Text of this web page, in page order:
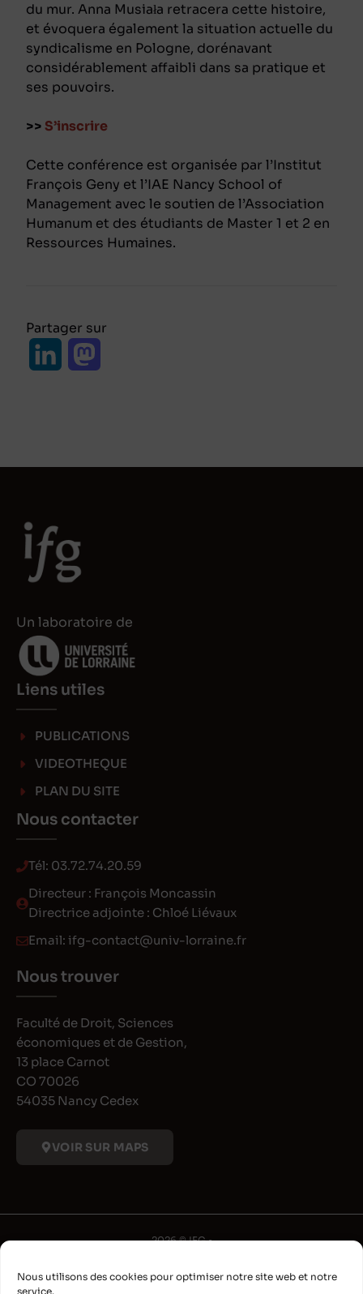
Nous utilisons des cookies pour optimiser notre site web et notre
service.
du mur. Anna Musiała retracera cette histoire,
et évoquera également la situation actuelle du
syndicalisme en Pologne, dorénavant
considérablement affaibli dans sa pratique et
ses pouvoirs.
>> S’inscrire
Cette conférence est organisée par l’Institut
François Geny et l’IAE Nancy School of
Management avec le soutien de l’Association
Humanum et des étudiants de Master 1 et 2 en
Ressources Humaines.
Partager sur
I
n
Un laboratoire de
Liens utiles
PUBLICATIONS
VIDEOTHEQUE
PLAN DU SITE
Nous contacter
Tél: 03.72.74.20.59
Directeur : François Moncassin
Directrice adjointe : Chloé Liévaux
Email: ifg-contact@univ-lorraine.fr
Nous trouver
Faculté de Droit, Sciences
économiques et de Gestion,
13 place Carnot
CO 70026
54035 Nancy Cedex
VOIR SUR MAPS
2026 © IFG •
•